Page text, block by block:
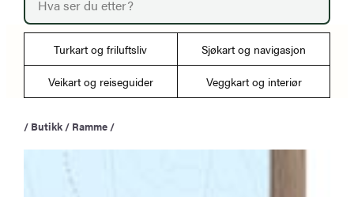
o
d
t
r
Turkart og friluftsliv Sjøkart og navigasjon
Veikart og reiseguider Veggkart og interiør
/ Butikk / Ramme /